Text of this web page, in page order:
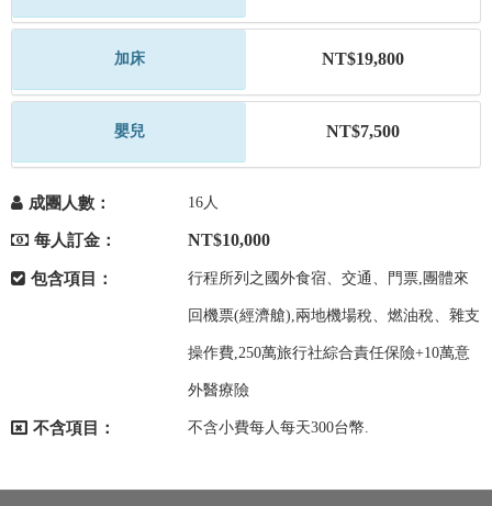
加床 NT$19,800
嬰兒 NT$7,500
成團人數： 16人
每人訂金： NT$10,000
包含項目： 行程所列之國外食宿、交通、門票,團體來
回機票(經濟艙),兩地機場稅、燃油稅、雜支
操作費,250萬旅行社綜合責任保險+10萬意
外醫療險
不含項目： 不含小費每人每天300台幣.